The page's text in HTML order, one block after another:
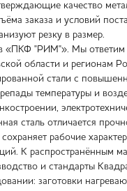
качество
заказа и условий
резку в размер.
в «ПКФ "РИМ"». Мы
области и регионам
стали с
температуры и
сталь отличается
рабочие
К распространённым
и стандарты
заготовки